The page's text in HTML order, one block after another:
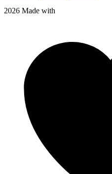
2026 Made with